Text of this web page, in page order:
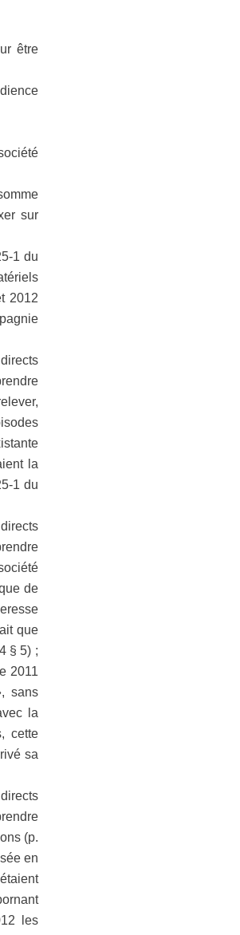
être
sur
1 du
2012
la
1 du
de
que
§ 5) ;
2011
sans
la
cette
sa
(p.
en
les